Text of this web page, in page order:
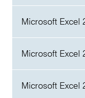
Preis
Microsoft Excel
Preis
Microsoft Excel
Preis
Microsoft Excel